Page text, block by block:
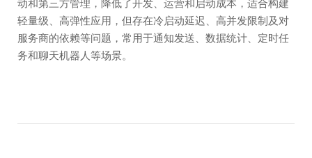
动和第三方管理，降低了开发、运营和启动成本，适合构建
轻量级、高弹性应用，但存在冷启动延迟、高并发限制及对
服务商的依赖等问题，常用于通知发送、数据统计、定时任
务和聊天机器人等场景。